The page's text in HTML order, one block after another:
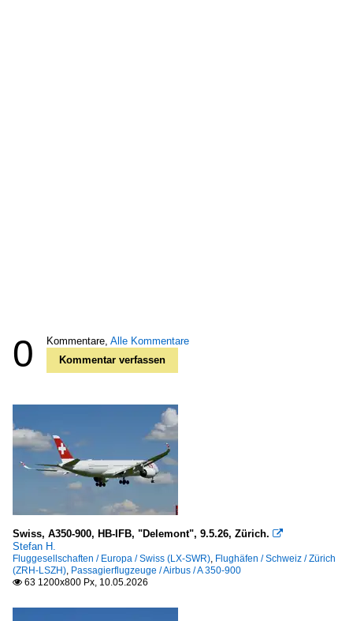
0 Kommentare, Alle Kommentare
Kommentar verfassen
Swiss, A350-900, HB-IFB, "Delemont", 9.5.26, Zürich. 
Stefan H.
Fluggesellschaften / Europa / Swiss (LX-SWR), Flughäfen / Schweiz / Zürich
(ZRH-LSZH), Passagierflugzeuge / Airbus / A 350-900
 63 1200x800 Px, 10.05.2026